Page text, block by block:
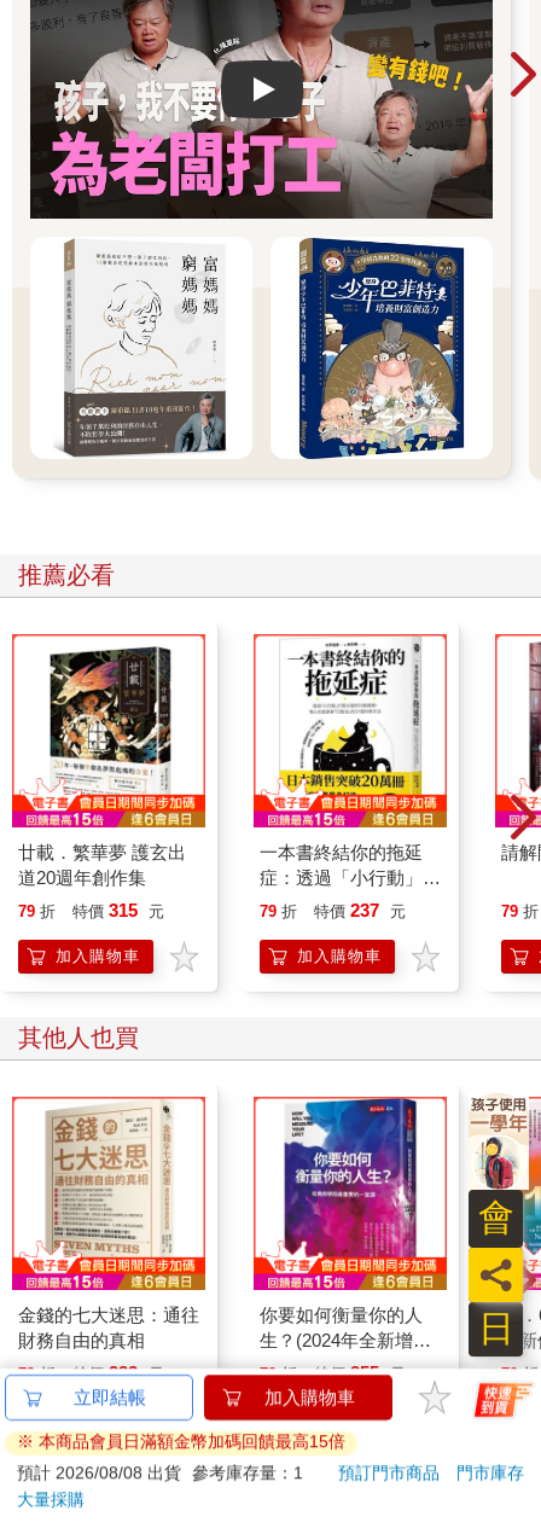
低本益比的股票會產生更多的正面感情。高本益比股票往往讓人
失望，因為「好消息」已經反映在價格裡了。
3.5 | 解讀新聞
每天股市收盤後，記者會請交易員解盤，說明當天市場變化的背
後原因。他們的解釋通常具體而合理，以最近事件的因果關係來
解釋股市行情。例如，1987年10月19日以後，全球股市崩盤，
BBC把市場暴跌歸因於理性的新聞性恐慌：「大家日益擔心利率
朗攻擊的消息導致行情更加惡化。」
其實BBC的邏輯有誤，因為它把恐慌全部歸結到最近的價格變動
與全球事件上。新聞與價格變動的確會影響投資人的情緒，這類
事件會對投資人的感覺產生正面的反饋效果，但是大家驚慌的程
度並不是反映稍微負面的消息，投資人早就已經等著在10月那天
驚慌了。
BBC發表那篇報導後，編輯事後坦承：「事件之後，關於市場崩
盤的原因，大家持續爭論了好幾年，但經濟學家一直無法提出引
起黑色星期一的單一因素。」如今回顧往事，大家已經捨棄新聞
他們為什麼驚慌。「因為他們害怕」並不是令人滿意的解釋，
「因為他們過分自信」也不夠有說
服力，「因為利率上漲」剛好可以符合當時的心態。市場評論隨
便推論的缺點，就是直接把投資人的情緒（例如恐懼與貪婪）歸
因於最近的新聞事件，但是壞消息不一定會引起恐懼或改變市
場。為什麼有些新聞會引起恐懼，但幾個月後的類似新聞卻毫無
反應？投資人如何解讀新聞與事件，是看他們對未來的情緒看法
而定。樂觀的投資人把價格暴跌視為進場搶便宜的機會，悲觀的
人則把它看成全球金融體系崩盤的證據。
有趣的是，有時候非常負面的新聞也無法撼動樂觀的市場，非常
正面的新聞也無法挽救空頭市場。在這些時候，投資人集體受到
情感防衛機制的左右。情感防衛機制是指投資人發現新聞和他們
⋯⋯⋯⋯⋯⋯⋯⋯
第22章 改善投資技巧
—本章你可以學到這些—
☑ 減少過度的風險觀感、壓力與不安的技巧
☑ 簡單改變生活型態與舒壓建議
☑ 當自己的交易教練，學會從失利中重新振作的認知技巧
22.9｜以「學習」為目標
史丹佛大學的心理學家凱洛・德沃克（Carol Dweck）數十年來潛
心研究心態對成功的影響。她發現，雖然樂觀心態對成功很重
要，但對個人成長與學習感興趣及感到好奇會更有幫助。什麼原
因會讓人感到好奇與抱持開放心態？
德沃克檢視固定外部目標與動態內部目標對績效的影響。她用腦
電圖追蹤一群學生大腦皮質的電波活動，其中一部分學生主要是
以績效為目標（對成就有固定信念），另一部分是以學習為目
標。在此之前，德沃克已發現績效導向的學生比較無法從錯誤中
學習，在挑戰性高的任務上表現較差。在腦電圖檢測中，他們比
較注意負面回饋，記住並從這類回饋中學習的時間較短。德沃克
的證據顯示，想達成目標的人（例如財務獲利或高投資報酬）會
比注意學習與成長的人得到更糟的結果。
Play video
推薦必看
廿載．繁華夢 護玄出
道20週年創作集
79 折 特價 315 元
加入購物車
一本書終結你的拖延
症：透過「小行動」打
開大腦的行動開關，懶
的37個科學方法
79 折 特價 237 元
加入購物車
請解
79 折
其他人也買
金錢的七大迷思：通往
財務自由的真相
79 折 特價 332 元
加入購物車
你要如何衡量你的人
生？(2024年全新增修
版)哈佛商學院最重要
的一堂課
79 折 特價 355 元
加入購物車
13
全
錄
件地
79 折
您可能也需要
立即結帳 加入購物車
※ 本商品會員日滿額金幣加碼回饋最高15倍
預計 2026/08/08 出貨 參考庫存量：1 預訂門市商品
門市庫存
大量採購
日
員
會